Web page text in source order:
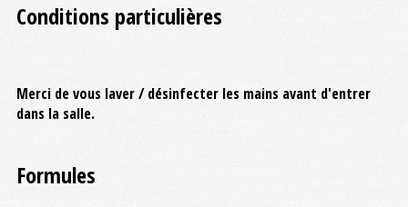
Conditions particulières
Merci de vous laver / désinfecter les mains avant d'entrer
dans la salle.
Formules